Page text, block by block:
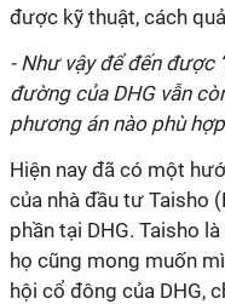
được kỹ thuật, cách
- Như vậy để đến được
đường của DHG vẫn
phương án nào phù
Hiện nay đã có một
của nhà đầu tư Taisho
phần tại DHG. Taisho
họ cũng mong muốn
hội cổ đông của DHG,